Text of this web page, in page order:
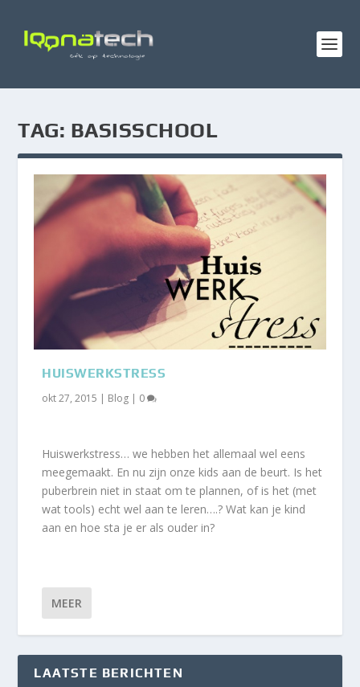
TAG: BASISSCHOOL
HUISWERKSTRESS
okt 27, 2015 | Blog | 0
Huiswerkstress… we hebben het allemaal wel eens
meegemaakt. En nu zijn onze kids aan de beurt. Is het
puberbrein niet in staat om te plannen, of is het (met
wat tools) echt wel aan te leren….? Wat kan je kind
aan en hoe sta je er als ouder in?
MEER
LAATSTE BERICHTEN